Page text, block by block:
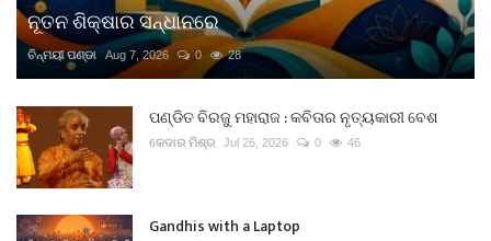
ନୂତନ ଶିକ୍ଷାର ସନ୍ଧାନରେ
ଚିନ୍ମୟୀ ପଣ୍ଡା Aug 7, 2026 0 28
ପଣ୍ଡିତ ବିରଜୁ ମହାରାଜ : କବିତାର ନୃତ୍ୟକାରୀ ବେଶ
କେଦାର ମିଶ୍ର Jul 26, 2026 0 46
Gandhis with a Laptop